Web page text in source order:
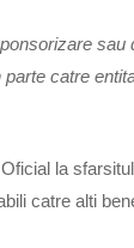
catre
la
catre alti